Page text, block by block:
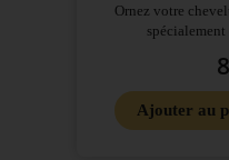
Ornez votre
Ajouter au